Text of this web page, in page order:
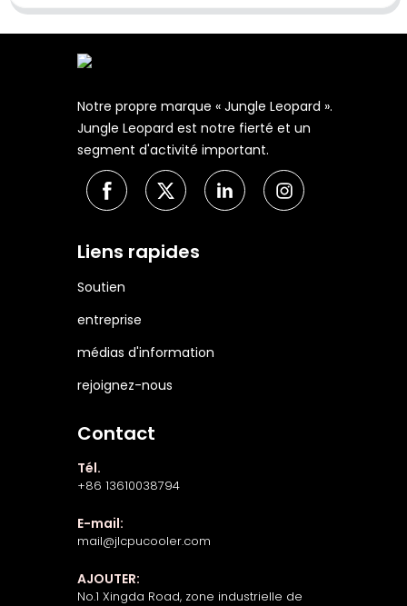
Notre propre marque « Jungle Leopard ».
Jungle Leopard est notre fierté et un
segment d'activité important.
Liens rapides
Soutien
entreprise
médias d'information
rejoignez-nous
Contact
Tél.
+86 13610038794
E-mail:
mail@jlcpucooler.com
AJOUTER:
No.1 Xingda Road, zone industrielle de